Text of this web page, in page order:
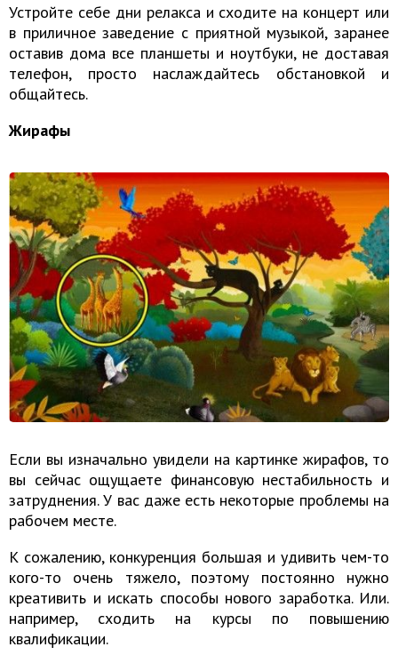
Устройте себе дни релакса и сходите на концерт или
в приличное заведение с приятной музыкой, заранее
оставив дома все планшеты и ноутбуки, не доставая
телефон, просто наслаждайтесь обстановкой и
общайтесь.
Жирафы
Если вы изначально увидели на картинке жирафов, то
вы сейчас ощущаете финансовую нестабильность и
затруднения. У вас даже есть некоторые проблемы на
рабочем месте.
К сожалению, конкуренция большая и удивить чем-то
кого-то очень тяжело, поэтому постоянно нужно
креативить и искать способы нового заработка. Или.
например, сходить на курсы по повышению
квалификации.